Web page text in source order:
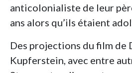
anticolonialiste de leur
ans alors qu’ils étaient
Des projections du film de
Kupferstein, avec entre